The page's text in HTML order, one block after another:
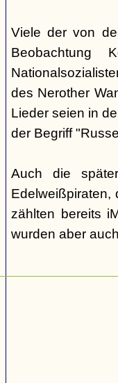
Viele der von
Beobachtung
des Nerother
Lieder seien in
der Begriff
Auch die
Edelweißpiraten,
zählten bereits
wurden aber